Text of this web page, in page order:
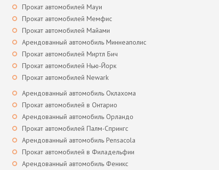
Прокат автомобилей Мауи
Прокат автомобилей Мемфис
Прокат автомобилей Майами
Арендованный автомобиль Миннеаполис
Прокат автомобилей Миртл Бич
Прокат автомобилей Нью-Йорк
Прокат автомобилей Newark
Арендованный автомобиль Оклахома
Прокат автомобилей в Онтарио
Арендованный автомобиль Орландо
Прокат автомобилей Палм-Спрингс
Арендованный автомобиль Pensacola
Прокат автомобилей в Филадельфии
Арендованный автомобиль Феникс